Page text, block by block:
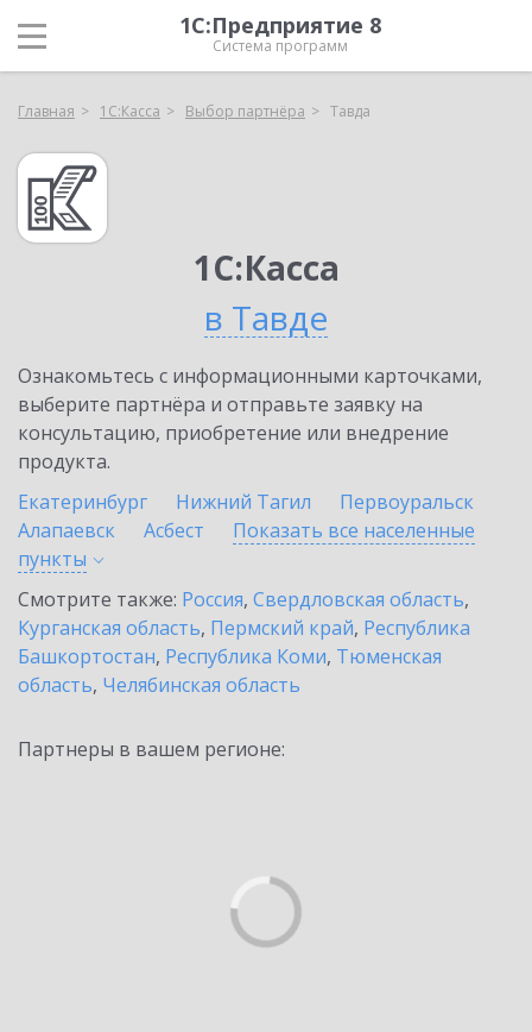
1С:Предприятие 8
Система программ
Главная 1С:Касса Выбор партнёра Тавда
1С:Касса
в Тавде
Ознакомьтесь с информационными карточками,
выберите партнёра и отправьте заявку на
консультацию, приобретение или внедрение
продукта.
Екатеринбург
Нижний Тагил
Первоуральск
Алапаевск
Асбест
Показать все населенные
пункты
Смотрите также: Россия, Свердловская область,
Курганская область, Пермский край, Республика
Башкортостан, Республика Коми, Тюменская
область, Челябинская область
Партнеры в вашем регионе: